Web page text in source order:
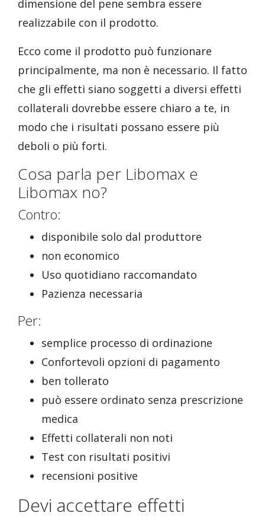
dimensione del pene sembra essere
realizzabile con il prodotto.
Ecco come il prodotto può funzionare
principalmente, ma non è necessario. Il fatto
che gli effetti siano soggetti a diversi effetti
collaterali dovrebbe essere chiaro a te, in
modo che i risultati possano essere più
deboli o più forti.
Cosa parla per Libomax e
Libomax no?
Contro:
disponibile solo dal produttore
non economico
Uso quotidiano raccomandato
Pazienza necessaria
Per:
semplice processo di ordinazione
Confortevoli opzioni di pagamento
ben tollerato
può essere ordinato senza prescrizione
medica
Effetti collaterali non noti
Test con risultati positivi
recensioni positive
Devi accettare effetti